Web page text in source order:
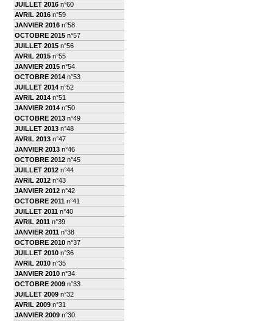
JUILLET 2016 n°60
AVRIL 2016 n°59
JANVIER 2016 n°58
OCTOBRE 2015 n°57
JUILLET 2015 n°56
AVRIL 2015 n°55
JANVIER 2015 n°54
OCTOBRE 2014 n°53
JUILLET 2014 n°52
AVRIL 2014 n°51
JANVIER 2014 n°50
OCTOBRE 2013 n°49
JUILLET 2013 n°48
AVRIL 2013 n°47
JANVIER 2013 n°46
OCTOBRE 2012 n°45
JUILLET 2012 n°44
AVRIL 2012 n°43
JANVIER 2012 n°42
OCTOBRE 2011 n°41
JUILLET 2011 n°40
AVRIL 2011 n°39
JANVIER 2011 n°38
OCTOBRE 2010 n°37
JUILLET 2010 n°36
AVRIL 2010 n°35
JANVIER 2010 n°34
OCTOBRE 2009 n°33
JUILLET 2009 n°32
AVRIL 2009 n°31
JANVIER 2009 n°30